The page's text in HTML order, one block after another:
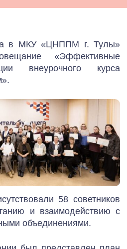
в МКУ «ЦНППМ г. Тулы»
«Эффективные
внеурочного курса
58 советников
и взаимодействию с
объединениями.